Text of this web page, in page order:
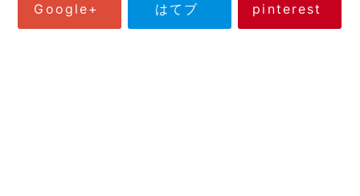
Google+ はてブ pinterest